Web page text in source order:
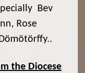
Bev
Rose
the Diocese